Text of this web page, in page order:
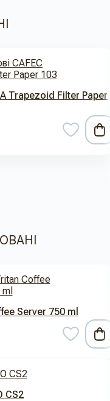
Trapezoid Filter Paper
Server 750 ml
CS2